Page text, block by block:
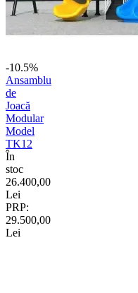
-10.5%
Ansamblu
de
Joacă
Modular
Model
TK12
În
stoc
26.400,00
Lei
PRP:
29.500,00
Lei